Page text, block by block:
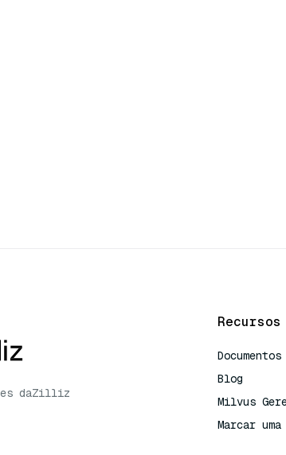
daZilliz
Recursos
Documentos
Blog
Milvus
Marcar